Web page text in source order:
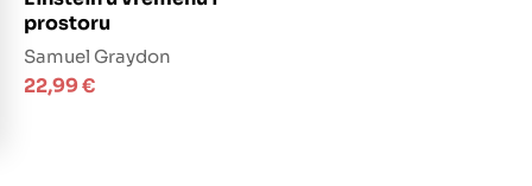
prostoru
Samuel Graydon
22,99€